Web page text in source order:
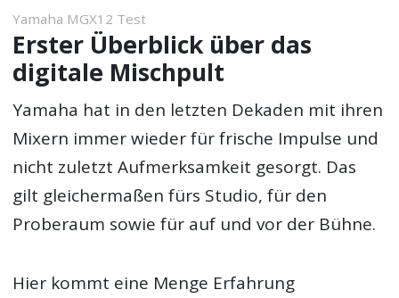
Yamaha MGX12 Test
Erster Überblick über das
digitale Mischpult
Yamaha hat in den letzten Dekaden mit ihren
Mixern immer wieder für frische Impulse und
nicht zuletzt Aufmerksamkeit gesorgt. Das
gilt gleichermaßen fürs Studio, für den
Proberaum sowie für auf und vor der Bühne.
Hier kommt eine Menge Erfahrung